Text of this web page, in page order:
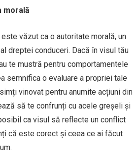
morală
văzut ca o autoritate morală, un
dreptei conduceri. Dacă în visul tău
te mustră pentru comportamentele
semnifica o evaluare a propriei tale
vinovat pentru anumite acțiuni din
să te confrunți cu acele greșeli și
ca visul să reflecte un conflict
că este corect și ceea ce ai făcut